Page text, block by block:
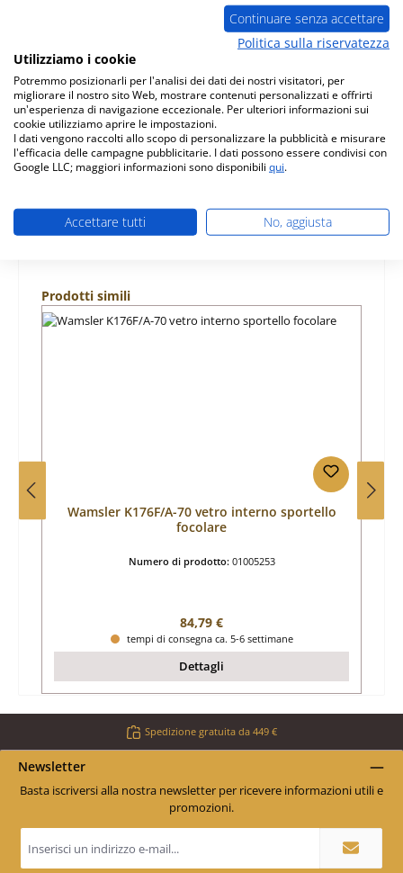
guarnizione per sportello per cenere per focolare
Wamsler K176F/A-70 Per l'assemblaggio è necessario un
adesivo, che vien…Di più
Caratteristiche
Informazioni sulla sicurezza dei prodotti
Salta la galleria dei prodotti
Prodotti simili
Wamsler K176F/A-70 vetro interno sportello
focolare
Numero di prodotto: 01005253
Prezzo normale:
84,79 €
tempi di consegna ca. 5-6 settimane
Dettagli
Spedizione gratuita da 449 €
Newsletter
Basta iscriversi alla nostra newsletter per ricevere informazioni utili e
promozioni.
e-
mail
Continuare senza accettare
Politica sulla riservatezza
Utilizziamo i cookie
Potremmo posizionarli per l'analisi dei dati dei nostri visitatori, per
migliorare il nostro sito Web, mostrare contenuti personalizzati e offrirti
un'esperienza di navigazione eccezionale. Per ulteriori informazioni sui
cookie utilizziamo aprire le impostazioni.
I dati vengono raccolti allo scopo di personalizzare la pubblicità e misurare
l'efficacia delle campagne pubblicitarie. I dati possono essere condivisi con
Google LLC; maggiori informazioni sono disponibili qui.
Accettare tutti No, aggiusta